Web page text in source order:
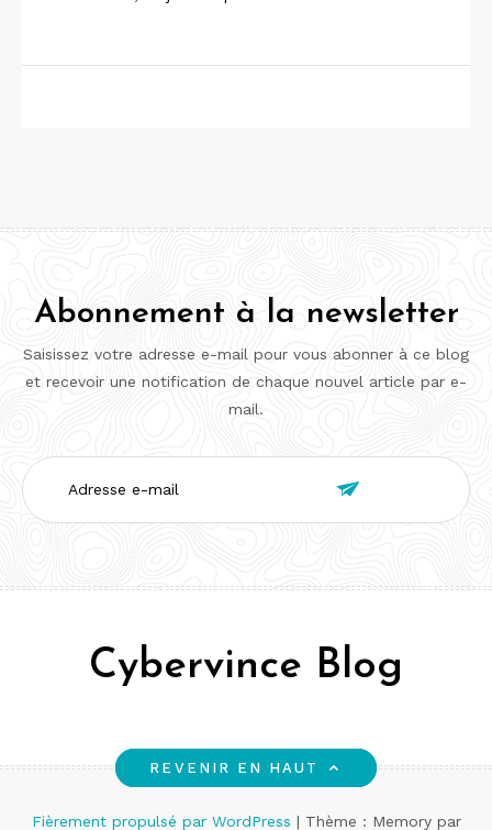
Abonnement à la newsletter
Saisissez votre adresse e-mail pour vous abonner à ce blog
et recevoir une notification de chaque nouvel article par e-
mail.
Adresse
e-
mail

Cybervince Blog
REVENIR EN HAUT
Fièrement propulsé par WordPress | Thème : Memory par